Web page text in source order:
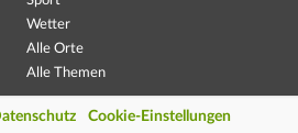
Wetter
Alle Orte
Alle Themen
Cookie-Einstellungen